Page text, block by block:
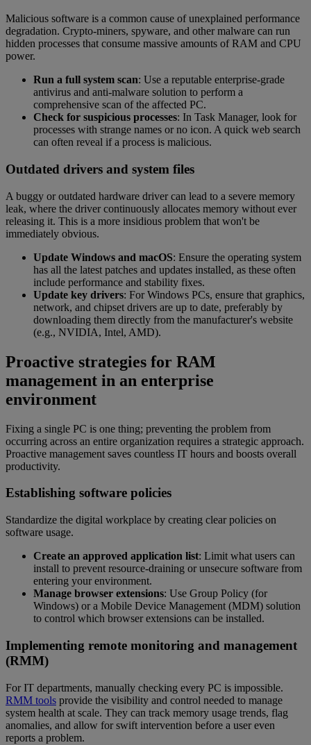
Malicious software is a common cause of unexplained performance
degradation. Crypto-miners, spyware, and other malware can run
hidden processes that consume massive amounts of RAM and CPU
power.
Run a full system scan: Use a reputable enterprise-grade
antivirus and anti-malware solution to perform a
comprehensive scan of the affected PC.
Check for suspicious processes: In Task Manager, look for
processes with strange names or no icon. A quick web search
can often reveal if a process is malicious.
Outdated drivers and system files
A buggy or outdated hardware driver can lead to a severe memory
leak, where the driver continuously allocates memory without ever
releasing it. This is a more insidious problem that won't be
immediately obvious.
Update Windows and macOS: Ensure the operating system
has all the latest patches and updates installed, as these often
include performance and stability fixes.
Update key drivers: For Windows PCs, ensure that graphics,
network, and chipset drivers are up to date, preferably by
downloading them directly from the manufacturer's website
(e.g., NVIDIA, Intel, AMD).
Proactive strategies for RAM
management in an enterprise
environment
Fixing a single PC is one thing; preventing the problem from
occurring across an entire organization requires a strategic approach.
Proactive management saves countless IT hours and boosts overall
productivity.
Establishing software policies
Standardize the digital workplace by creating clear policies on
software usage.
Create an approved application list: Limit what users can
install to prevent resource-draining or unsecure software from
entering your environment.
Manage browser extensions: Use Group Policy (for
Windows) or a Mobile Device Management (MDM) solution
to control which browser extensions can be installed.
Implementing remote monitoring and management
(RMM)
For IT departments, manually checking every PC is impossible.
RMM tools provide the visibility and control needed to manage
system health at scale. They can track memory usage trends, flag
anomalies, and allow for swift intervention before a user even
reports a problem.